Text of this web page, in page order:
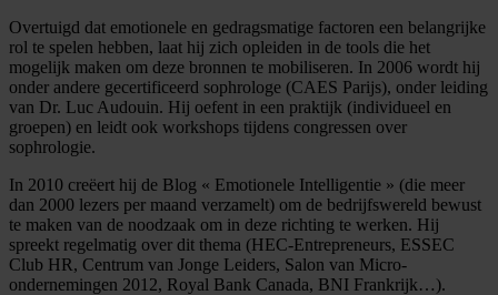
Overtuigd dat emotionele en gedragsmatige factoren een belangrijke
rol te spelen hebben, laat hij zich opleiden in de tools die het
mogelijk maken om deze bronnen te mobiliseren. In 2006 wordt hij
onder andere gecertificeerd sophrologe (CAES Parijs), onder leiding
van Dr. Luc Audouin. Hij oefent in een praktijk (individueel en
groepen) en leidt ook workshops tijdens congressen over
sophrologie.
In 2010 creëert hij de Blog « Emotionele Intelligentie » (die meer
dan 2000 lezers per maand verzamelt) om de bedrijfswereld bewust
te maken van de noodzaak om in deze richting te werken. Hij
spreekt regelmatig over dit thema (HEC-Entrepreneurs, ESSEC
Club HR, Centrum van Jonge Leiders, Salon van Micro-
ondernemingen 2012, Royal Bank Canada, BNI Frankrijk…).